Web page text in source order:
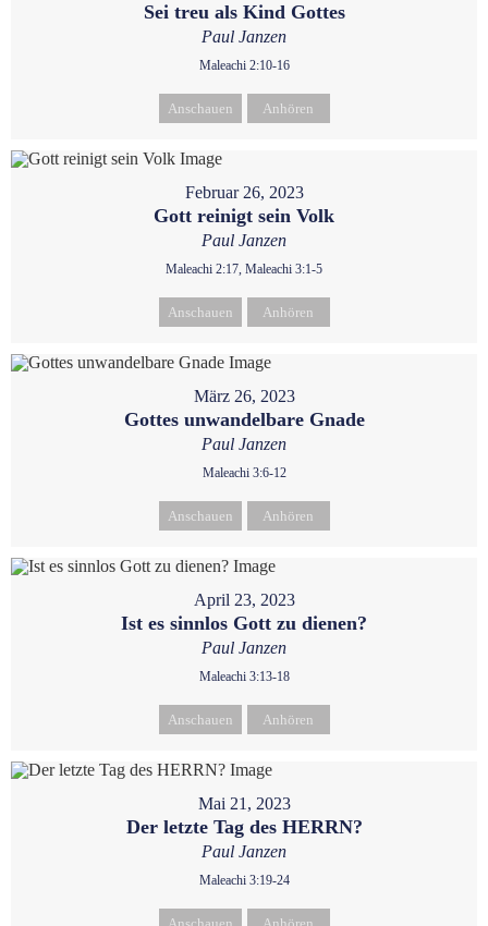
Sei treu als Kind Gottes
Paul Janzen
Maleachi 2:10-16
Anschauen Anhören
Februar 26, 2023
Gott reinigt sein Volk
Paul Janzen
Maleachi 2:17, Maleachi 3:1-5
Anschauen Anhören
März 26, 2023
Gottes unwandelbare Gnade
Paul Janzen
Maleachi 3:6-12
Anschauen Anhören
April 23, 2023
Ist es sinnlos Gott zu dienen?
Paul Janzen
Maleachi 3:13-18
Anschauen Anhören
Mai 21, 2023
Der letzte Tag des HERRN?
Paul Janzen
Maleachi 3:19-24